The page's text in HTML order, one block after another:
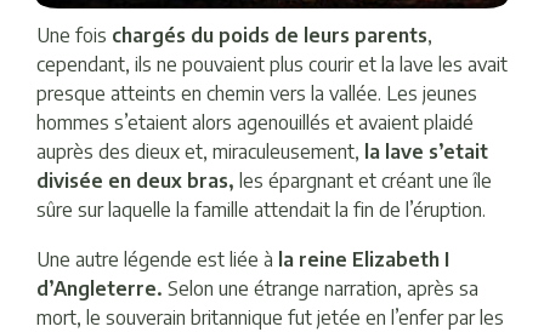
Une fois chargés du poids de leurs parents,
cependant, ils ne pouvaient plus courir et la lave les avait
presque atteints en chemin vers la vallée. Les jeunes
hommes s’etaient alors agenouillés et avaient plaidé
auprès des dieux et, miraculeusement, la lave s’etait
divisée en deux bras, les épargnant et créant une île
sûre sur laquelle la famille attendait la fin de l’éruption.
Une autre légende est liée à la reine Elizabeth I
d’Angleterre. Selon une étrange narration, après sa
mort, le souverain britannique fut jetée en l’enfer par les